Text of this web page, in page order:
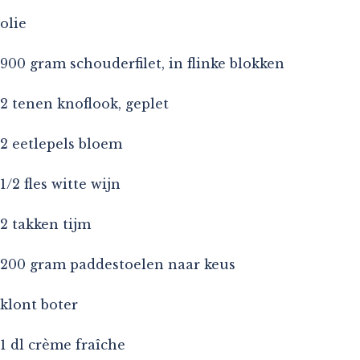
olie
900 gram schouderfilet, in flinke blokken
2 tenen knoflook, geplet
2 eetlepels bloem
1/2 fles witte wijn
2 takken tijm
200 gram paddestoelen naar keus
klont boter
1 dl crème fraîche